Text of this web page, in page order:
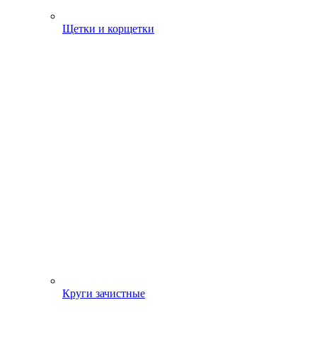
Щетки и корщетки
Круги зачистные